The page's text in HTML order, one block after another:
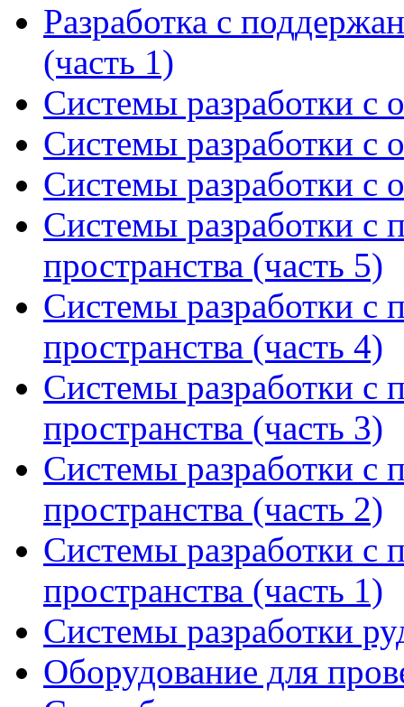
Разработка с
(часть 1)
Системы разработки с
Системы разработки с
Системы разработки с
Системы разработки с
пространства (часть 5)
Системы разработки с
пространства (часть 4)
Системы разработки с
пространства (часть 3)
Системы разработки с
пространства (часть 2)
Системы разработки с
пространства (часть 1)
Системы разработки
Оборудование для